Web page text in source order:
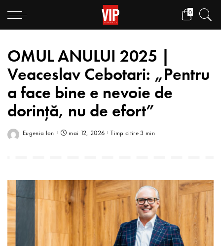
0
OMUL ANULUI 2025 |
Veaceslav Cebotari: „Pentru
a face bine e nevoie de
dorință, nu de efort”
Eugenia Ion mai 12, 2026 Timp citire 3 min